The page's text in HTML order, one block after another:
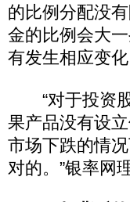
的比例分配没
金的比例会大
有发生相应变
“对于投资股
果产品没有设
市场下跌的情
对的。”银率网